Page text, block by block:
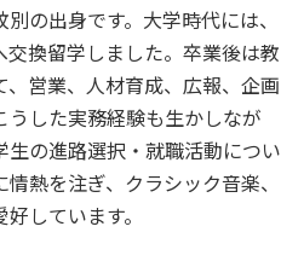
の出身です。大学時代には、
換留学しました。卒業後は教
営業、人材育成、広報、企画
した実務経験も生かしなが
の進路選択・就職活動につい
熱を注ぎ、クラシック音楽、
しています。